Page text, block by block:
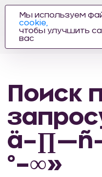
Поиск
º–∞»
Мы используем
cookie,
чтобы улучшить
вас